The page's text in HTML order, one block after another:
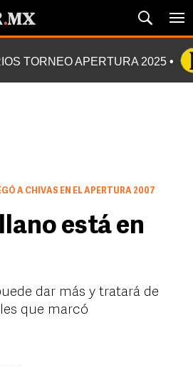
TORNEO APERTURA 2025
A CHIVAS EN EL APERTURA 2007
está en
dar más y tratará de
que marcó